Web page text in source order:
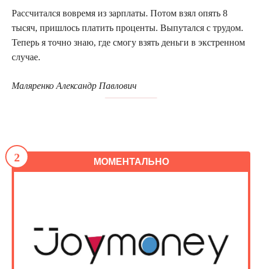
Рассчитался вовремя из зарплаты. Потом взял опять 8
тысяч, пришлось платить проценты. Выпутался с трудом.
Теперь я точно знаю, где смогу взять деньги в экстренном
случае.
Маляренко Александр Павлович
МОМЕНТАЛЬНО
2